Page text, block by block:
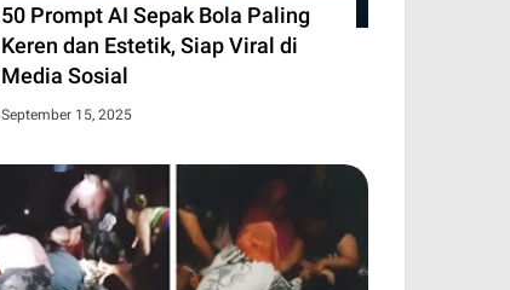
50 Prompt AI Sepak Bola Paling
Keren dan Estetik, Siap Viral di
Media Sosial
September 15, 2025